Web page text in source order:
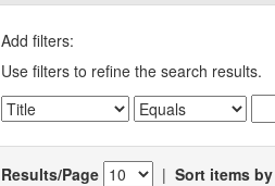
Add filters:
Use filters to refine the search results.
Results/Page | Sort items by